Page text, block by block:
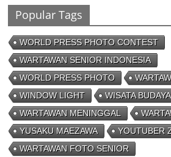
Popular Tags
WORLD PRESS PHOTO CONTEST
WARTAWAN SENIOR INDONESIA
WORLD PRESS PHOTO
WINDOW LIGHT
WISATA BUDAYA
WARTAWAN MENINGGAL
YUSAKU MAEZAWA
YOUTUBER
WARTAWAN FOTO SENIOR